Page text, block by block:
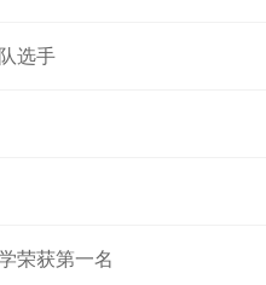
选手
荣获第一名